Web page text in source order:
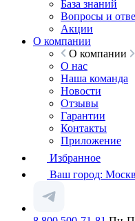
База знаний
Вопросы и
Акции
О компании
О компании
О нас
Наша команда
Новости
Отзывы
Гарантии
Контакты
Приложение
Избранное
Ваш город: